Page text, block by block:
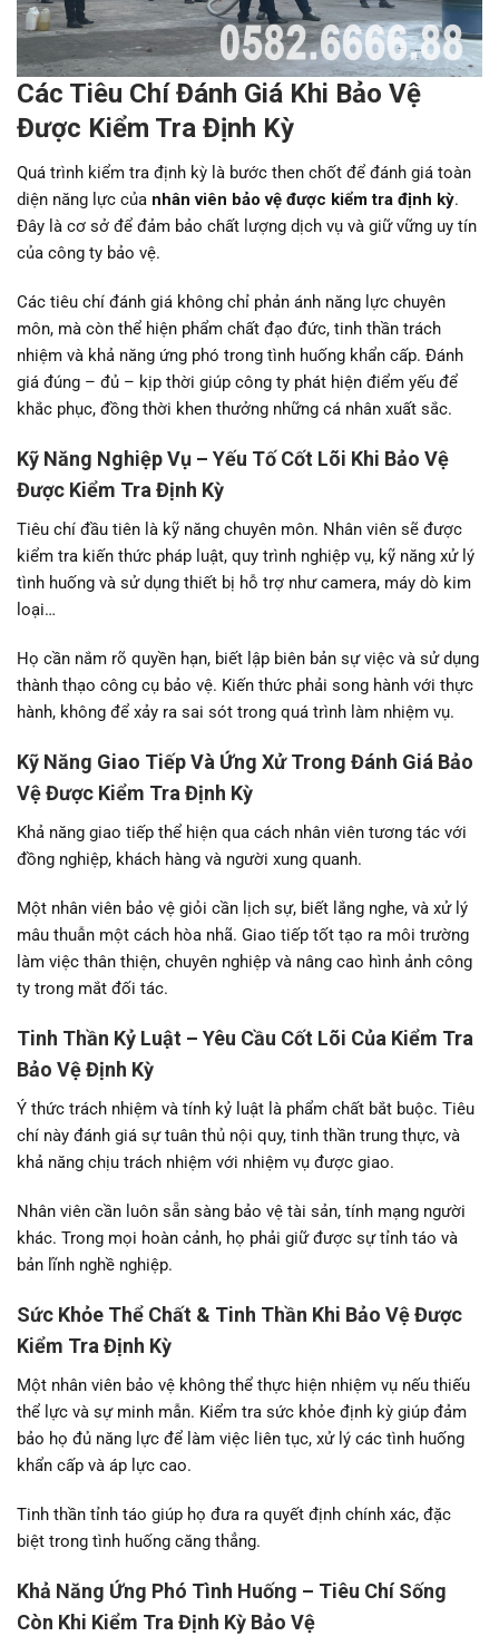
Các Tiêu Chí Đánh Giá Khi Bảo Vệ
Được Kiểm Tra Định Kỳ
Quá trình kiểm tra định kỳ là bước then chốt để đánh giá toàn
diện năng lực của nhân viên bảo vệ được kiểm tra định kỳ.
Đây là cơ sở để đảm bảo chất lượng dịch vụ và giữ vững uy tín
của công ty bảo vệ.
Các tiêu chí đánh giá không chỉ phản ánh năng lực chuyên
môn, mà còn thể hiện phẩm chất đạo đức, tinh thần trách
nhiệm và khả năng ứng phó trong tình huống khẩn cấp. Đánh
giá đúng – đủ – kịp thời giúp công ty phát hiện điểm yếu để
khắc phục, đồng thời khen thưởng những cá nhân xuất sắc.
Kỹ Năng Nghiệp Vụ – Yếu Tố Cốt Lõi Khi Bảo Vệ
Được Kiểm Tra Định Kỳ
Tiêu chí đầu tiên là kỹ năng chuyên môn. Nhân viên sẽ được
kiểm tra kiến thức pháp luật, quy trình nghiệp vụ, kỹ năng xử lý
tình huống và sử dụng thiết bị hỗ trợ như camera, máy dò kim
loại…
Họ cần nắm rõ quyền hạn, biết lập biên bản sự việc và sử dụng
thành thạo công cụ bảo vệ. Kiến thức phải song hành với thực
hành, không để xảy ra sai sót trong quá trình làm nhiệm vụ.
Kỹ Năng Giao Tiếp Và Ứng Xử Trong Đánh Giá Bảo
Vệ Được Kiểm Tra Định Kỳ
Khả năng giao tiếp thể hiện qua cách nhân viên tương tác với
đồng nghiệp, khách hàng và người xung quanh.
Một nhân viên bảo vệ giỏi cần lịch sự, biết lắng nghe, và xử lý
mâu thuẫn một cách hòa nhã. Giao tiếp tốt tạo ra môi trường
làm việc thân thiện, chuyên nghiệp và nâng cao hình ảnh công
ty trong mắt đối tác.
Tinh Thần Kỷ Luật – Yêu Cầu Cốt Lõi Của Kiểm Tra
Bảo Vệ Định Kỳ
Ý thức trách nhiệm và tính kỷ luật là phẩm chất bắt buộc. Tiêu
chí này đánh giá sự tuân thủ nội quy, tinh thần trung thực, và
khả năng chịu trách nhiệm với nhiệm vụ được giao.
Nhân viên cần luôn sẵn sàng bảo vệ tài sản, tính mạng người
khác. Trong mọi hoàn cảnh, họ phải giữ được sự tỉnh táo và
bản lĩnh nghề nghiệp.
Sức Khỏe Thể Chất & Tinh Thần Khi Bảo Vệ Được
Kiểm Tra Định Kỳ
Một nhân viên bảo vệ không thể thực hiện nhiệm vụ nếu thiếu
thể lực và sự minh mẫn. Kiểm tra sức khỏe định kỳ giúp đảm
bảo họ đủ năng lực để làm việc liên tục, xử lý các tình huống
khẩn cấp và áp lực cao.
Tinh thần tỉnh táo giúp họ đưa ra quyết định chính xác, đặc
biệt trong tình huống căng thẳng.
Khả Năng Ứng Phó Tình Huống – Tiêu Chí Sống
Còn Khi Kiểm Tra Định Kỳ Bảo Vệ